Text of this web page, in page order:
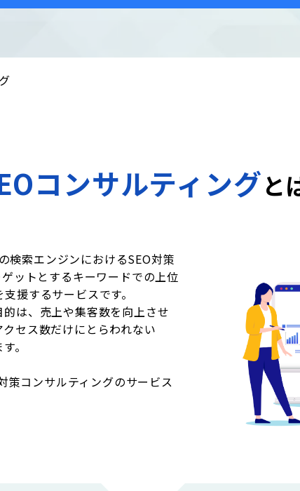
コンサルティングと
検索エンジンにおけるSEO対策
ットとするキーワードでの上位
援するサービスです。
は、売上や集客数を向上させ
セス数だけにとらわれない
。
策コンサルティングのサービス